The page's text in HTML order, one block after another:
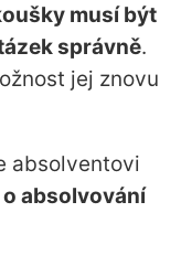
musí být
správně.
jej znovu
absolventovi
absolvování